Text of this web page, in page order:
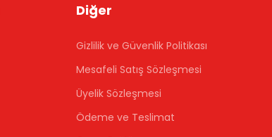
Diğer
Gizlilik ve Güvenlik Politikası
Mesafeli Satış Sözleşmesi
Üyelik Sözleşmesi
Ödeme ve Teslimat